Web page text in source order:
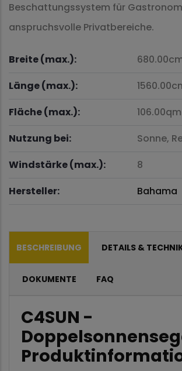
Beschattungssystem für
anspruchsvolle Privatbereiche.
Breite (max.):
Länge (max.):
Fläche (max.):
106.00qm
Nutzung bei:
Sonne,
Windstärke (max.):
8
Hersteller:
Bahama
BESCHREIBUNG DETAILS &
DOKUMENTE FAQ
C4SUN -